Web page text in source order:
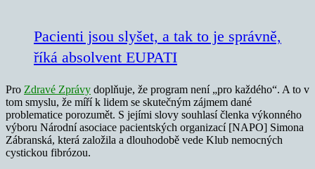
Pacienti jsou slyšet, a tak to je správně,
říká absolvent EUPATI
Pro Zdravé Zprávy doplňuje, že program není „pro každého“. A to v
tom smyslu, že míří k lidem se skutečným zájmem dané
problematice porozumět. S jejími slovy souhlasí členka výkonného
výboru Národní asociace pacientských organizací [NAPO] Simona
Zábranská, která založila a dlouhodobě vede Klub nemocných
cystickou fibrózou.